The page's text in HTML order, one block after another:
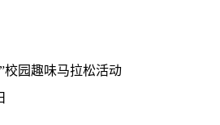
校园趣味马拉松活动